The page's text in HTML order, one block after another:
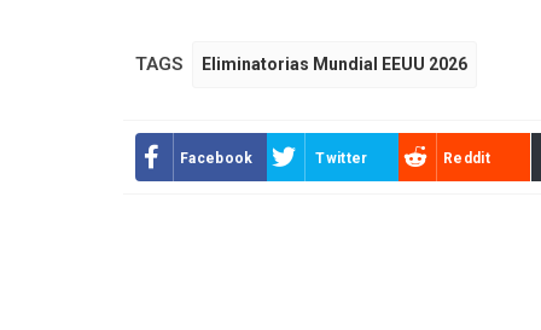
TAGS Eliminatorias Mundial EEUU 2026
Facebook Twitter Reddit